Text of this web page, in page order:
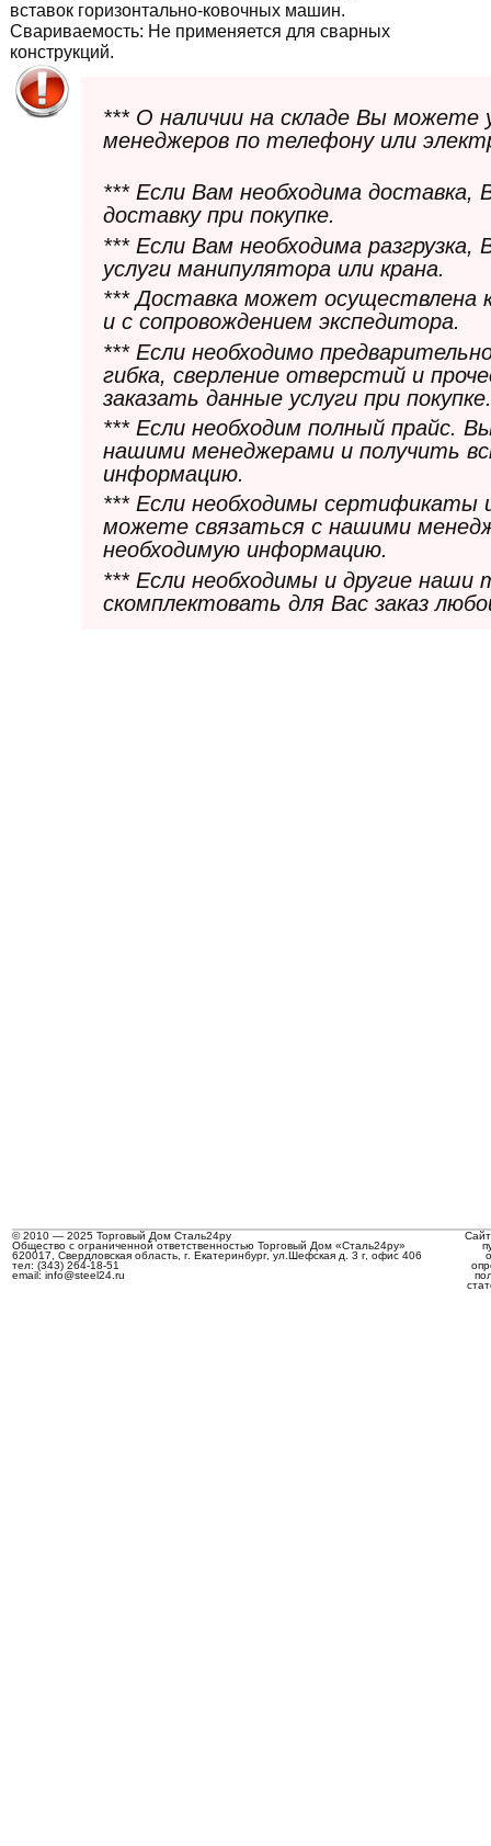
вставок горизонтально-ковочных машин.
Свариваемость: Не применяется для сварных
конструкций.
*** О наличии на складе Вы можете
менеджеров по телефону или
*** Если Вам необходима
доставку при покупке.
*** Если Вам необходима
услуги манипулятора или крана.
*** Доставка может осуществлена
и с сопровождением экспедитора.
*** Если необходимо
гибка, сверление отверстий и
заказать данные услуги при покупке.
*** Если необходим полный прайс.
нашими менеджерами и получить
информацию.
*** Если необходимы сертификаты
можете связаться с нашими
необходимую информацию.
*** Если необходимы и другие
скомплектовать для Вас заказ
© 2010 — 2025 Торговый Дом Сталь24ру
Общество с ограниченной ответственностью Торговый Дом «Сталь24ру»
620017, Свердловская область, г. Екатеринбург, ул.Шефская д. 3 г, офис 406
тел: (343) 264-18-51
email: info@steel24.ru